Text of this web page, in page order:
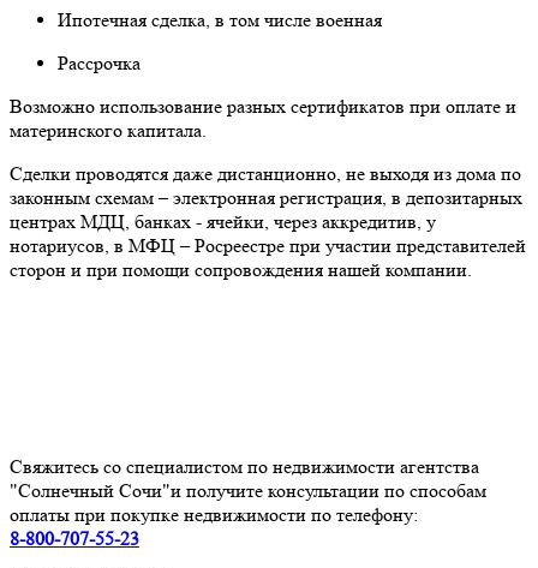
Ипотечная сделка, в том числе военная
Рассрочка
Возможно использование разных сертификатов при оплате и
материнского капитала.
Сделки проводятся даже дистанционно, не выходя из дома по
законным схемам – электронная регистрация, в депозитарных
центрах МДЦ, банках - ячейки, через аккредитив, у
нотариусов, в МФЦ – Росреестре при участии представителей
сторон и при помощи сопровождения нашей компании.
Свяжитесь со специалистом по недвижимости агентства
"Солнечный Сочи"и получите консультации по способам
оплаты при покупке недвижимости по телефону:
8-800-707-55-23